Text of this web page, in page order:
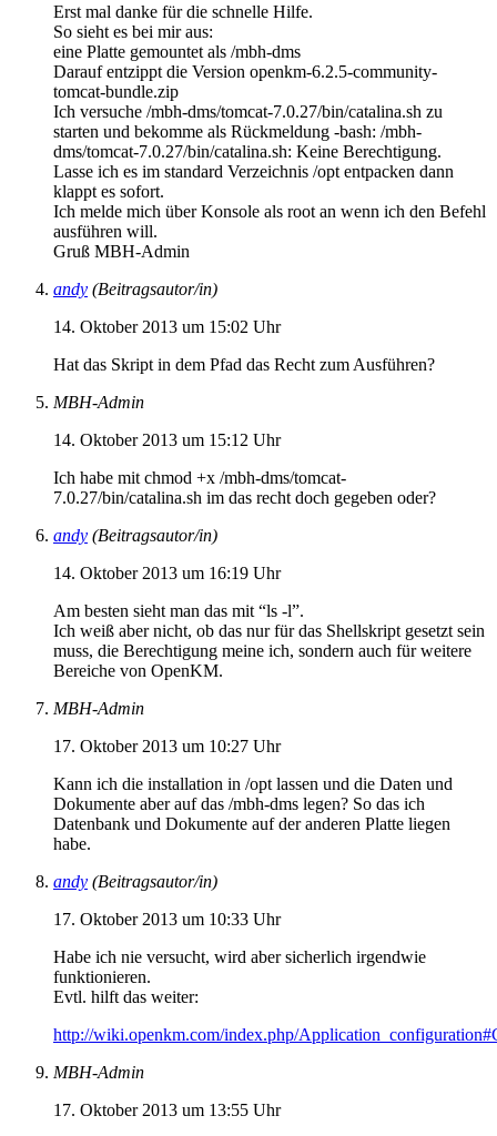
Erst mal danke für die schnelle Hilfe.
So sieht es bei mir aus:
eine Platte gemountet als /mbh-dms
Darauf entzippt die Version openkm-6.2.5-community-
tomcat-bundle.zip
Ich versuche /mbh-dms/tomcat-7.0.27/bin/catalina.sh zu
starten und bekomme als Rückmeldung -bash: /mbh-
dms/tomcat-7.0.27/bin/catalina.sh: Keine Berechtigung.
Lasse ich es im standard Verzeichnis /opt entpacken dann
klappt es sofort.
Ich melde mich über Konsole als root an wenn ich den Befehl
ausführen will.
Gruß MBH-Admin
andy (Beitragsautor/in)
14. Oktober 2013 um 15:02 Uhr
Hat das Skript in dem Pfad das Recht zum Ausführen?
MBH-Admin
14. Oktober 2013 um 15:12 Uhr
Ich habe mit chmod +x /mbh-dms/tomcat-
7.0.27/bin/catalina.sh im das recht doch gegeben oder?
andy (Beitragsautor/in)
14. Oktober 2013 um 16:19 Uhr
Am besten sieht man das mit “ls -l”.
Ich weiß aber nicht, ob das nur für das Shellskript gesetzt sein
muss, die Berechtigung meine ich, sondern auch für weitere
Bereiche von OpenKM.
MBH-Admin
17. Oktober 2013 um 10:27 Uhr
Kann ich die installation in /opt lassen und die Daten und
Dokumente aber auf das /mbh-dms legen? So das ich
Datenbank und Dokumente auf der anderen Platte liegen
habe.
andy (Beitragsautor/in)
17. Oktober 2013 um 10:33 Uhr
Habe ich nie versucht, wird aber sicherlich irgendwie
funktionieren.
Evtl. hilft das weiter:
http://wiki.openkm.com/index.php/
MBH-Admin
17. Oktober 2013 um 13:55 Uhr